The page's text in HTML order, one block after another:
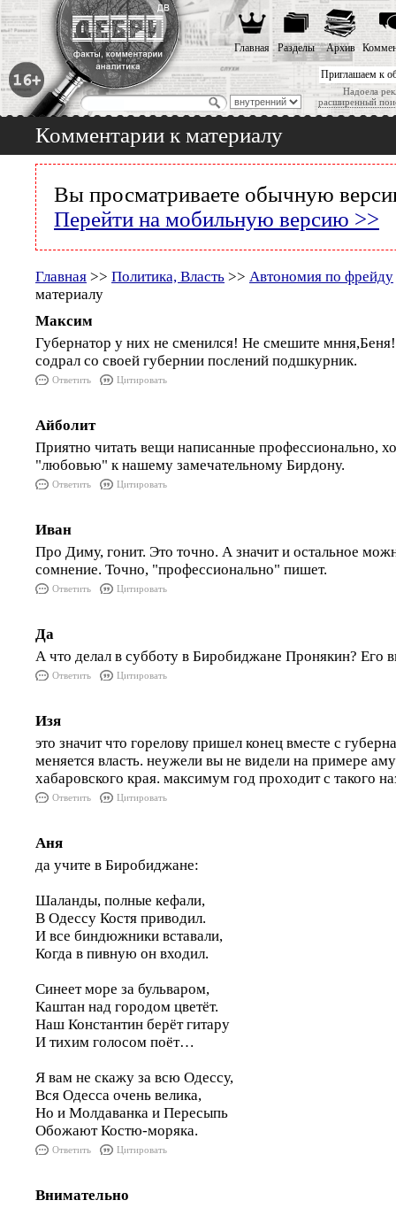
Приглашаем к
Надоела
расширенный
Главная Разделы Архив
Комментарии к материалу
Вы просматриваете обычную
Перейти на мобильную версию >>
Главная >> Политика, Власть >> Автономия по фрейду
материалу
Максим
Губернатор у них не сменился! Не смешите
содрал со своей губернии послений подшкурник.
Ответить Цитировать
Айболит
Приятно читать вещи написанные профессионально,
"любовью" к нашему замечательному Бирдону.
Ответить Цитировать
Иван
Про Диму, гонит. Это точно. А значит и остальное
сомнение. Точно, "профессионально" пишет.
Ответить Цитировать
Да
А что делал в субботу в Биробиджане Пронякин? Его
Ответить Цитировать
Изя
это значит что горелову пришел конец вместе с
меняется власть. неужели вы не видели на примере
хабаровского края. максимум год проходит с такого
Ответить Цитировать
Аня
да учите в Биробиджане:
Шаланды, полные кефали,
В Одессу Костя приводил.
И все биндюжники вставали,
Когда в пивную он входил.
Синеет море за бульваром,
Каштан над городом цветёт.
Наш Константин берёт гитару
И тихим голосом поёт…
Я вам не скажу за всю Одессу,
Вся Одесса очень велика,
Но и Молдаванка и Пересыпь
Обожают Костю-моряка.
Ответить Цитировать
Внимательно